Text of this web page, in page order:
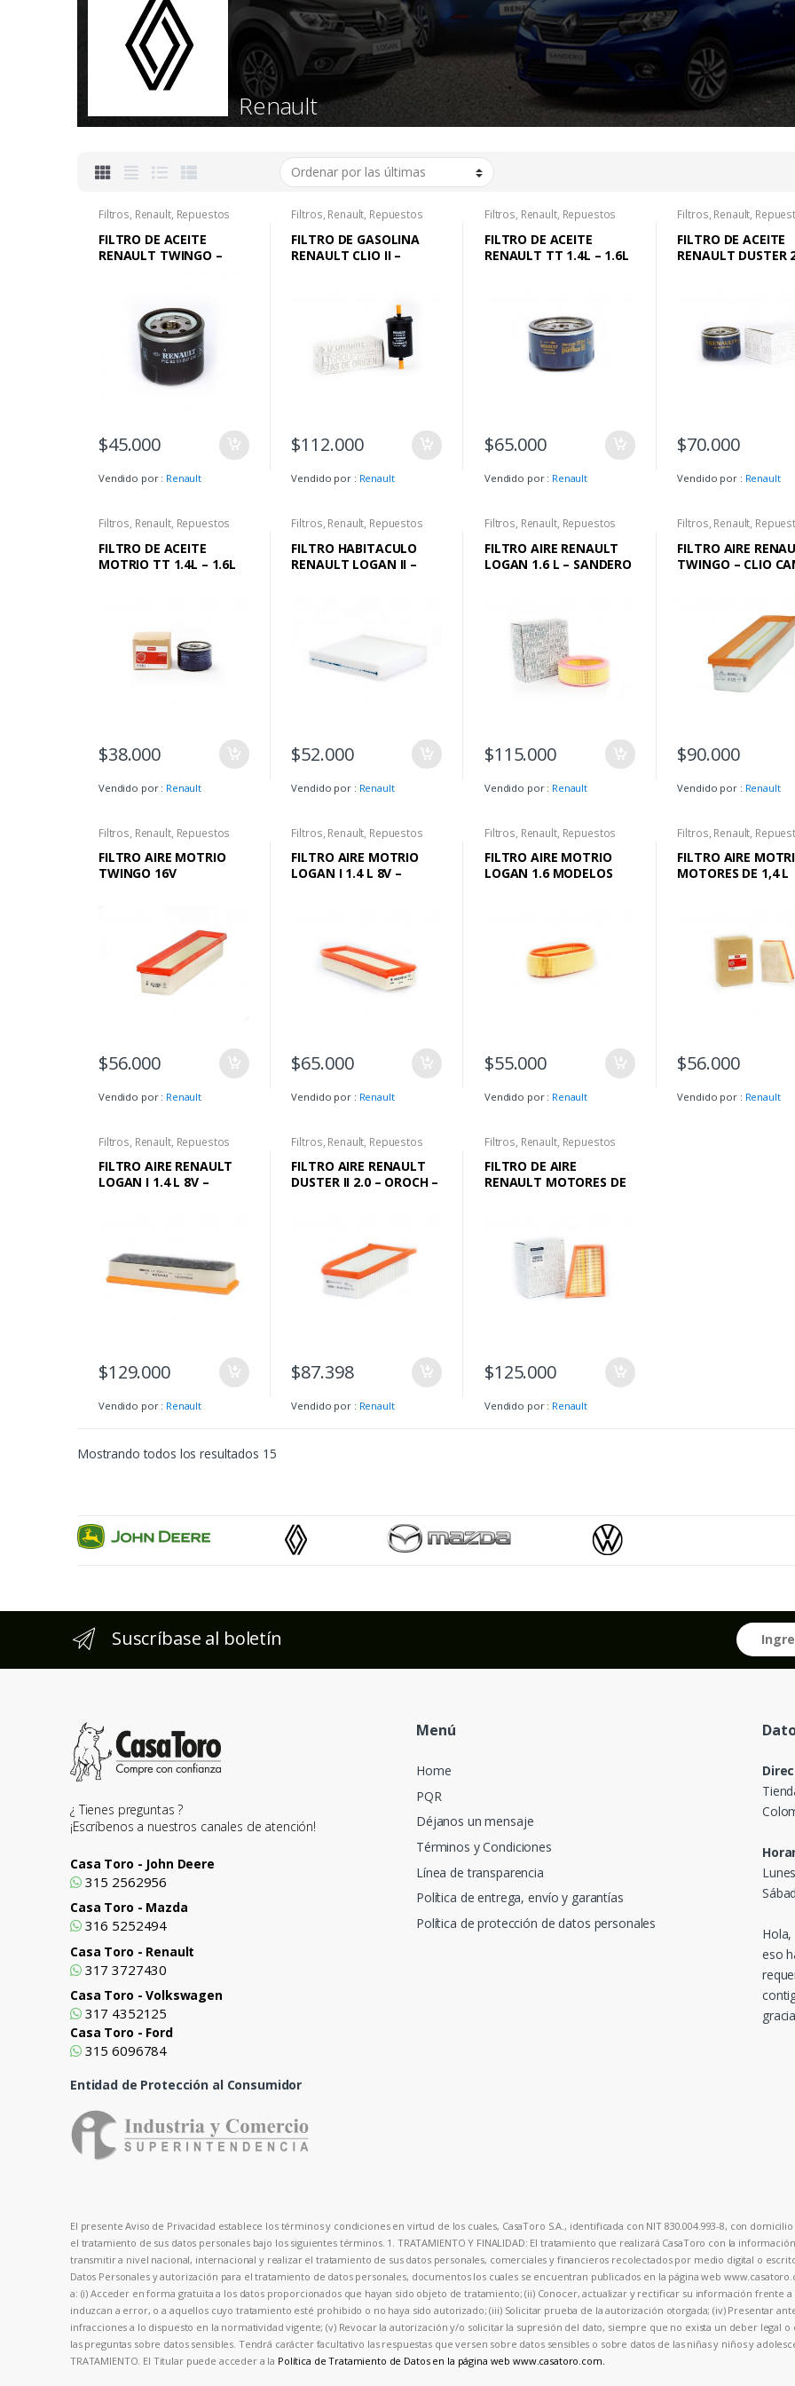
Renault
Filtros, Renault, Repuestos
FILTRO DE ACEITE
RENAULT TWINGO –
$45.000
Vendido por : Renault
Filtros, Renault, Repuestos
FILTRO DE GASOLINA
RENAULT CLIO II –
$112.000
Vendido por : Renault
Filtros, Renault, Repuestos
FILTRO DE ACEITE
RENAULT TT 1.4L – 1.6L
$65.000
Vendido por : Renault
Filtros, Renault,
FILTRO DE ACEITE
RENAULT DUSTER
$70.000
Vendido por : Renault
Filtros, Renault, Repuestos
FILTRO DE ACEITE
MOTRIO TT 1.4L – 1.6L
$38.000
Vendido por : Renault
Filtros, Renault, Repuestos
FILTRO HABITACULO
RENAULT LOGAN II –
$52.000
Vendido por : Renault
Filtros, Renault, Repuestos
FILTRO AIRE RENAULT
LOGAN 1.6 L – SANDERO
$115.000
Vendido por : Renault
Filtros, Renault,
FILTRO AIRE
TWINGO – CLIO
$90.000
Vendido por : Renault
Filtros, Renault, Repuestos
FILTRO AIRE MOTRIO
TWINGO 16V
$56.000
Vendido por : Renault
Filtros, Renault, Repuestos
FILTRO AIRE MOTRIO
LOGAN I 1.4 L 8V –
$65.000
Vendido por : Renault
Filtros, Renault, Repuestos
FILTRO AIRE MOTRIO
LOGAN 1.6 MODELOS
$55.000
Vendido por : Renault
Filtros, Renault,
FILTRO AIRE
MOTORES DE 1,4 L
$56.000
Vendido por : Renault
Filtros, Renault, Repuestos
FILTRO AIRE RENAULT
LOGAN I 1.4 L 8V –
$129.000
Vendido por : Renault
Filtros, Renault, Repuestos
FILTRO AIRE RENAULT
DUSTER II 2.0 – OROCH –
$87.398
Vendido por : Renault
Filtros, Renault, Repuestos
FILTRO DE AIRE
RENAULT MOTORES DE
$125.000
Vendido por : Renault
Mostrando todos los resultados 15
Suscríbase al boletín
¿ Tienes preguntas ?
¡Escríbenos a nuestros canales de atención!
Casa Toro - John Deere
315 2562956
Casa Toro - Mazda
316 5252494
Casa Toro - Renault
317 3727430
Casa Toro - Volkswagen
317 4352125
Casa Toro - Ford
315 6096784
Entidad de Protección al Consumidor
Menú
Home
PQR
Déjanos un mensaje
Términos y Condiciones
Línea de transparencia
Política de entrega, envío y garantías
Política de protección de datos personales
eso
El presente Aviso de Privacidad establece los términos y condiciones en virtud de los cuales, CasaToro S.A., identificada con NIT 830.004.993-8, con
el tratamiento de sus datos personales bajo los siguientes términos. 1. TRATAMIENTO Y FINALIDAD: El tratamiento que realizará CasaToro con la
transmitir a nivel nacional, internacional y realizar el tratamiento de sus datos personales, comerciales y financieros recolectados por medio digital o
Datos Personales y autorización para el tratamiento de datos personales, documentos los cuales se encuentran publicados en la página web
a: (i) Acceder en forma gratuita a los datos proporcionados que hayan sido objeto de tratamiento; (ii) Conocer, actualizar y rectificar su información frente
induzcan a error, o a aquellos cuyo tratamiento esté prohibido o no haya sido autorizado; (iii) Solicitar prueba de la autorización otorgada; (iv) Presentar
infracciones a lo dispuesto en la normatividad vigente; (v) Revocar la autorización y/o solicitar la supresión del dato, siempre que no exista un deber legal
las preguntas sobre datos sensibles. Tendrá carácter facultativo las respuestas que versen sobre datos sensibles o sobre datos de las niñas y niños y
TRATAMIENTO. El Titular puede acceder a la Política de Tratamiento de Datos en la página web www.casatoro.com.